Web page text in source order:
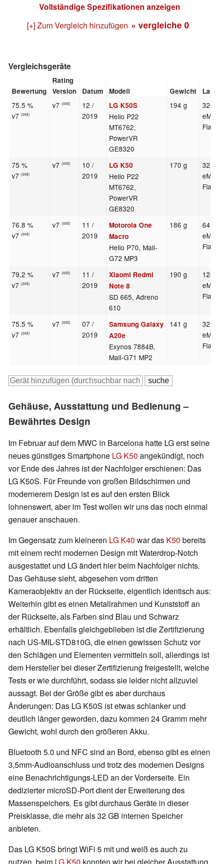
Vollständige Spezifikationen anzeigen
[+] Zum Vergleich hinzufügen » vergleiche 0
Vergleichsgeräte
Bewertung
Rating
Version
Datum Modell Gewicht
75.5 %
v7(old)
v7(old)
12 /
2019
LG K50S
Helio P22
MT6762,
PowerVR
GE8320
194 g
32
Flash
75 %
v7(old)
v7(old)
10 /
2019
LG K50
Helio P22
MT6762,
PowerVR
GE8320
170 g
32
Flash
76.8 %
v7(old)
v7(old)
11 /
2019
Motorola One
Macro
Helio P70, Mali-
G72 MP3
186 g
64
Flash
79.2 %
v7(old)
v7(old)
11 /
2019
Xiaomi Redmi
Note 8
SD 665, Adreno
610
190 g
128
Flash
75.5 %
v7(old)
v7(old)
07 /
2019
Samsung Galaxy
A20e
Exynos 7884B,
Mali-G71 MP2
141 g
32
Flash
Gehäuse, Ausstattung und Bedienung –
Bewährtes Design
Im Februar auf dem MWC in Barcelona hatte LG erst seine
neues günstiges Smartphone LG K50 angekündigt, noch
vor Ende des Jahres ist der Nachfolger erschienen: Das
LG K50S. Für Freunde von großen Bildschirmen und
modernerem Design ist es auf den ersten Blick
lohnenswert, aber im Test wollen wir uns das noch einmal
genauer anschauen.
Im Gegensatz zum kleineren LG K40 war das K50 bereits
mit einem recht modernen Design mit Waterdrop-Notch
ausgestattet und LG ändert hier beim Nachfolger nichts.
Das Gehäuse sieht, abgesehen vom dritten
Kameraobjektiv an der Rückseite, eigentlich identisch aus:
Weiterhin gibt es einen Metallrahmen und Kunststoff an
der Rückseite, als Farben sind Blau und Schwarz
erhältlich. Ebenfalls gleichgeblieben ist die Zertifizierung
nach US-MIL-STD810G, die einen gewissen Schutz vor
den Schlägen und Elementen vermitteln soll, allerdings ist
dem Hersteller bei dieser Zertifizierung freigestellt, welche
Tests er wie durchführt, sodass sie leider nicht allzuviel
aussagt. Bei der Größe gibt es aber durchaus
Änderungen: Das LG K50S ist etwas schlanker und
deutlich länger geworden, dazu kommen 24 Gramm mehr
Gewicht, wohl durch den größeren Akku.
Bluetooth 5.0 und NFC sind an Bord, ebenso gibt es einen
3,5mm-Audioanschluss und trotz des modernen Designs
eine Benachrichtigungs-LED an der Vorderseite. Ein
dedizierter microSD-Port dient der Erweiterung des
Massenspeichers. Es gibt durchaus Geräte in dieser
Preisklasse, die mehr als 32 GB internen Speicher
anbieten.
Das LG K50S bringt WiFi 5 mit und weiß es auch zu